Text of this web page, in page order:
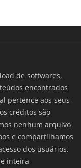
de softwares,
encontrados
pertence aos seus
créditos são
nenhum arquivo
e compartilhamos
dos usuários.
inteira